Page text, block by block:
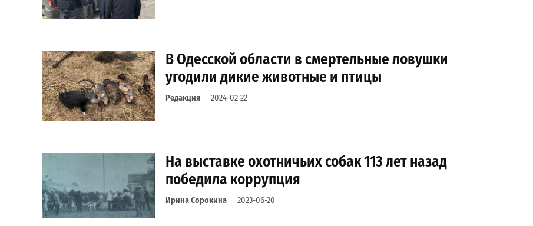
В Одесской области в смертельные ловушки
угодили дикие животные и птицы
Редакция 2024-02-22
На выставке охотничьих собак 113 лет назад
победила коррупция
Ирина Сорокина 2023-06-20